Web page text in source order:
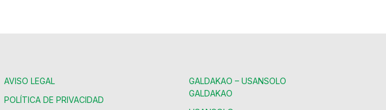
AVISO LEGAL
POLÍTICA DE PRIVACIDAD
GALDAKAO – USANSOLO
GALDAKAO